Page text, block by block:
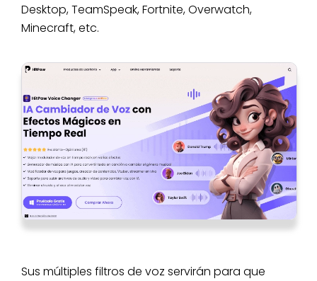
Desktop, TeamSpeak, Fortnite, Overwatch,
Minecraft, etc.
Sus múltiples filtros de voz servirán para que